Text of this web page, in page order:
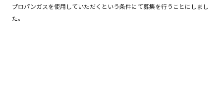
プロパンガスを使用していただくという条件にて募集を行うことにしまし
た。